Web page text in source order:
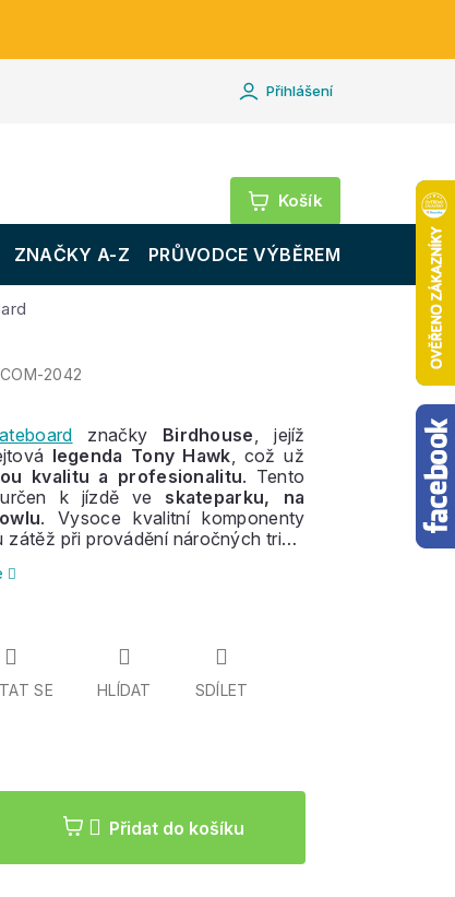
Přihlášení
Nákupní
košík
ZNAČKY A-Z PRŮVODCE VÝBĚREM
2042
cena:
Přidat do košíku
značky Birdhouse, jejíž
legenda Tony Hawk, což už
kvalitu a profesionalitu. Tento
k jízdě ve skateparku, na
. Vysoce kvalitní komponenty
při provádění náročných triků.
nezklame.
SE HLÍDAT SDÍLET